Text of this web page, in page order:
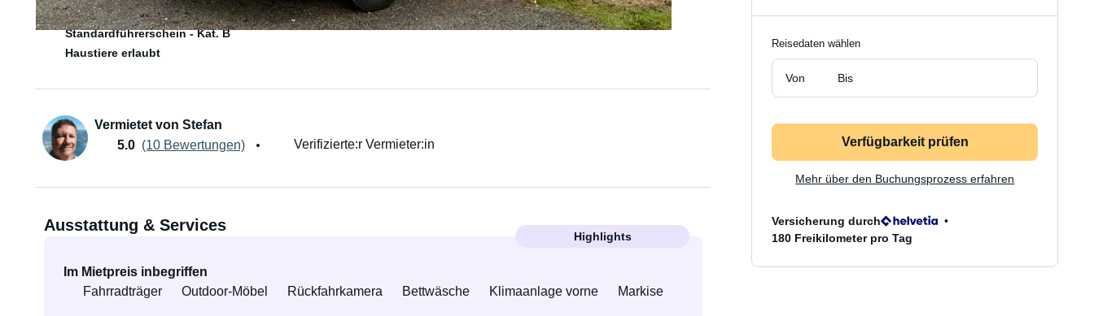
Standardführerschein - Kat. B
Haustiere erlaubt
Vermietet von Stefan
5.0 (10 Bewertungen) Verifizierte:r Vermieter:in
Ausstattung & Services
Highlights
Im Mietpreis inbegriffen
Fahrradträger
Outdoor-Möbel Rückfahrkamera Bettwäsche Klimaanlage vorne Markise
Reisedaten wählen
Von Bis
Verfügbarkeit prüfen
Mehr über den Buchungsprozess erfahren
Versicherung durch
180 Freikilometer pro Tag